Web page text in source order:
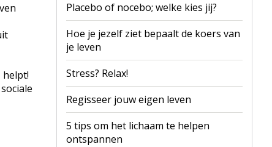
helpt!
Placebo of nocebo; welke kies jij?
Hoe je jezelf ziet bepaalt de koers van
je leven
Stress? Relax!
Regisseer jouw eigen leven
5 tips om het lichaam te helpen
ontspannen